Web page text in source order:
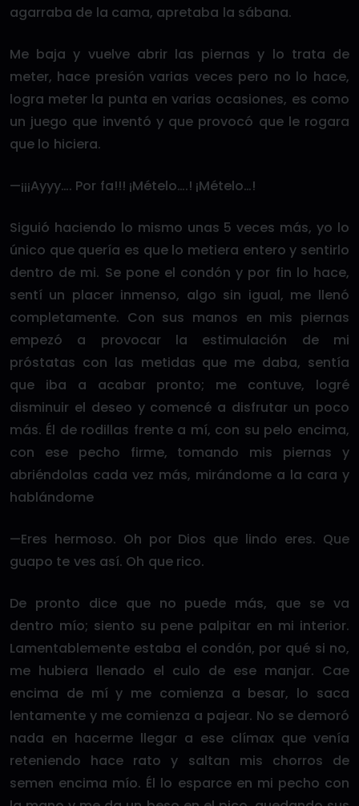
agarraba de la cama, apretaba la sábana.
Me baja y vuelve abrir las piernas y lo trata de
meter, hace presión varias veces pero no lo hace,
logra meter la punta en varias ocasiones, es como
un juego que inventó y que provocó que le rogara
que lo hiciera.
—¡¡¡Ayyy…. Por fa!!! ¡Mételo….! ¡Mételo…!
Siguió haciendo lo mismo unas 5 veces más, yo lo
único que quería es que lo metiera entero y sentirlo
dentro de mi. Se pone el condón y por fin lo hace,
sentí un placer inmenso, algo sin igual, me llenó
completamente. Con sus manos en mis piernas
empezó a provocar la estimulación de mi
próstatas con las metidas que me daba, sentía
que iba a acabar pronto; me contuve, logré
disminuir el deseo y comencé a disfrutar un poco
más. Él de rodillas frente a mí, con su pelo encima,
con ese pecho firme, tomando mis piernas y
abriéndolas cada vez más, mirándome a la cara y
hablándome
—Eres hermoso. Oh por Dios que lindo eres. Que
guapo te ves así. Oh que rico.
De pronto dice que no puede más, que se va
dentro mío; siento su pene palpitar en mi interior.
Lamentablemente estaba el condón, por qué si no,
me hubiera llenado el culo de ese manjar. Cae
encima de mí y me comienza a besar, lo saca
lentamente y me comienza a pajear. No se demoró
nada en hacerme llegar a ese clímax que venía
reteniendo hace rato y saltan mis chorros de
semen encima mío. Él lo esparce en mi pecho con